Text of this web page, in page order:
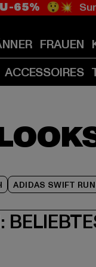
-65% 😲💥
FRAUEN
ACCESSOIRES
ADIDAS SWIFT RUN